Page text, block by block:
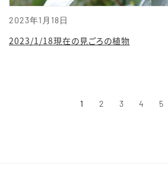
2023年1月18日
2023/1/18現在の見ごろの植物
1 2 3 4 5